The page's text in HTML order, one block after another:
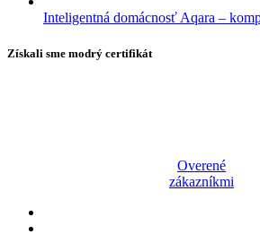
Inteligentná domácnosť Aqara –
Získali sme modrý certifikát
Overené
zákazníkmi